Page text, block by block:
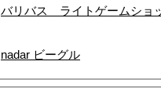
バリバス ライトゲームショ
nadar ビーグル